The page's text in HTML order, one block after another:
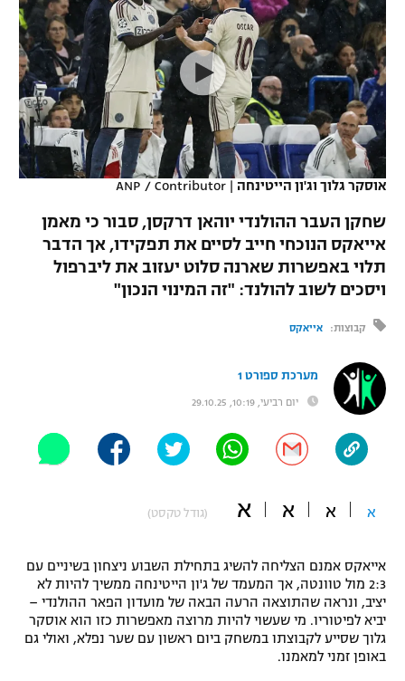
VOD
רץ ברשת
תוצאות
לוח שידורים
"מעל הליגה" – פודקאסט
"מחצית בשכונה" – פודקאסט
תקנון עבור פעילות אלקטרה
תקנון עבור פעילות ספורט 1 – "מרלן"
גיימינג E-Sports
נבחרת ישראל
מכבי חיפה
בית"ר ירושלים
מכבי תל אביב
הפועל תל אביב
הפועל חיפה
הפועל באר שבע
מכבי נתניה
בני יהודה
ליגה ספרדית
ליגה איטלקית
ליגה צרפתית
ליגה הולנדית
ליגה טורקית
ליגה סינית
כדורסל נשים
מכבי תל אביב
הפועל חולון
הפועל ירושלים
דני אבדיה
יורוליג
יורוקאפ
טניס
כדוריד
כדורעף
שחייה
ג'ודו
אגרוף
היאבקות WWE
אופניים
פוטבול אמריקאי NFL
בייסבול MLB
ספורט אתגרי ואקסטרים
אוסקר גלוך וג'ון הייטינחה |
ANP / Contributor
שחקן העבר ההולנדי יוהאן דרקסן, סבור כי מאמן
אייאקס הנוכחי חייב לסיים את תפקידו, אך הדבר
תלוי באפשרות שארנה סלוט יעזוב את ליברפול
ויסכים לשוב להולנד: "זה המינוי הנכון"
קבוצות: אייאקס
מערכת ספורט 1
יום רביעי, 10:19, 29.10.25
א א א א (גודל טקסט)
אייאקס אמנם הצליחה להשיג בתחילת השבוע ניצחון בשיניים עם
2:3 מול טוונטה, אך המעמד של ג'ון הייטינחה ממשיך להיות לא
יציב, ונראה שהתוצאה הרעה הבאה של מועדון הפאר ההולנדי –
יביא לפיטוריו. מי שעשוי להיות מרוצה מאפשרות כזו הוא אוסקר
גלוך שסייע לקבוצתו במשחק ביום ראשון עם שער נפלא, ואולי גם
באופן זמני למאמנו.